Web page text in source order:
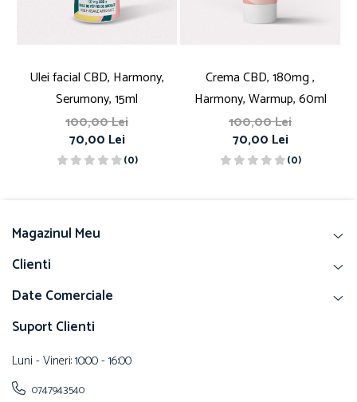
Ulei facial CBD, Harmony,
Serumony, 15ml
100,00 Lei
70,00 Lei
(0)
Crema CBD, 180mg ,
Harmony, Warmup, 60ml
100,00 Lei
70,00 Lei
(0)
Magazinul Meu
Clienti
Date Comerciale
Suport Clienti
Luni - Vineri: 10:00 - 16:00
0747943540